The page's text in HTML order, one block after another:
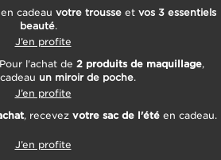
PAGE
cadeau votre trousseet vos 3 essentiels
beauté.
J’en profite
l'achat de 2 produits de maquillage,
un miroir de poche.
J’en profite
, recevez votre sac de l'étéen cadeau.
J’en profite